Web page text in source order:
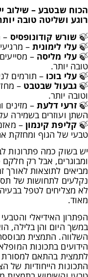
הכוח שבטבע – שילוב
רוגע ושליטה טובה
🍃 שורש קודונופסיס –
🍃עלי לימונית –
🍃עלי מליסה –
טובה יותר.
🍃עלי בוכו – תורמים
🍃 גבעול שבטבט –
וטובה יותר.
🍃זרעי דלעת– מזינים
השתן ועוזרים בשמירה
🍃קליפת קינמון –
טבעי של הגוף ומחזקת
יש בשוק כמה פתרונות
ומבוגרים, אבל רק
מביאים לתוצאות לאורך
נקלעים לתחושות של
לא מצליחים לטפל
מאוד.
הפתרון האידיאלי
במשך היום והן בלילה,
הידועים בתכונות
לתמצית בהתאם למסורת
התכונות הייחודיות של